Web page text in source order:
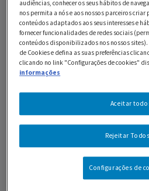
100 g de ginjas descaroçadas
60 g de manteiga
60 g de açúcar
30 g de amêndoas laminadas
1 raspas de laranja
200 ml de Natas LONGA VIDA
audiências, conhecer os seus hábitos de
nos permita a nós e aos nossos parceiros criar
conteúdos adaptados aos seus interesses e
fornecer funcionalidades de redes sociais
conteúdos disponibilizados nos nossos sites).
de Cookies e defina as suas preferências
clicando no link "Configurações de cookies"
informações
Rejeitar Todos
Aceitar
Configurações de